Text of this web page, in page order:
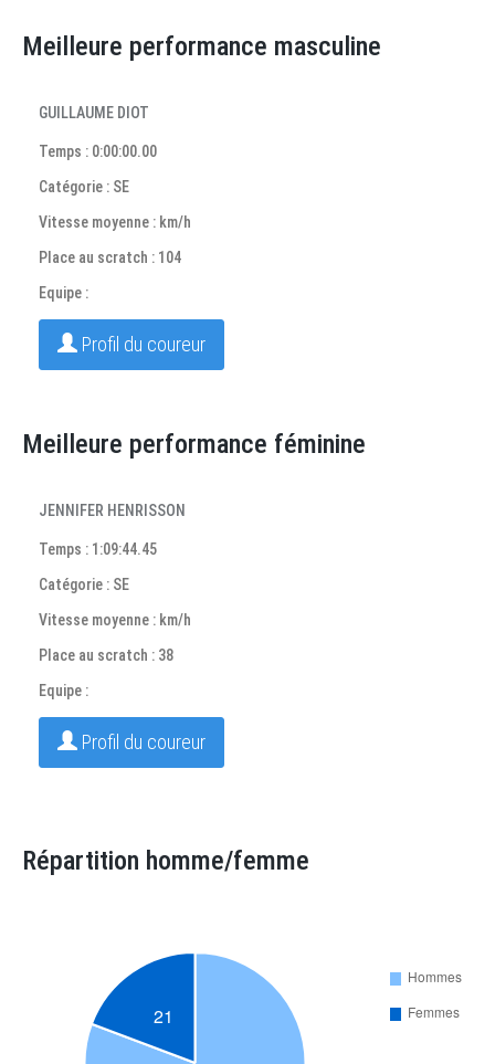
Meilleure performance masculine
GUILLAUME DIOT
Temps : 0:00:00.00
Catégorie : SE
Vitesse moyenne : km/h
Place au scratch : 104
Equipe :
Profil du coureur
Meilleure performance féminine
JENNIFER HENRISSON
Temps : 1:09:44.45
Catégorie : SE
Vitesse moyenne : km/h
Place au scratch : 38
Equipe :
Profil du coureur
Répartition homme/femme